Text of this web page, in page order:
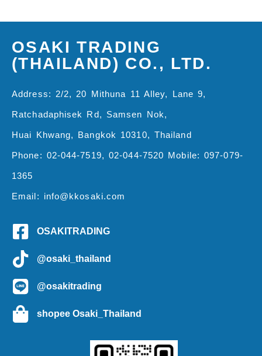
OSAKI TRADING
(THAILAND) CO., LTD.
Address: 2/2, 20 Mithuna 11 Alley, Lane 9,
Ratchadaphisek Rd, Samsen Nok,
Huai Khwang, Bangkok 10310, Thailand
Phone: 02-044-7519, 02-044-7520 Mobile: 097-079-
1365
Email: info@kkosaki.com
OSAKITRADING
@osaki_thailand
@osakitrading
shopee Osaki_Thailand